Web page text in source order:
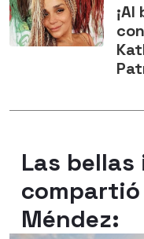
Las bellas
Méndez: